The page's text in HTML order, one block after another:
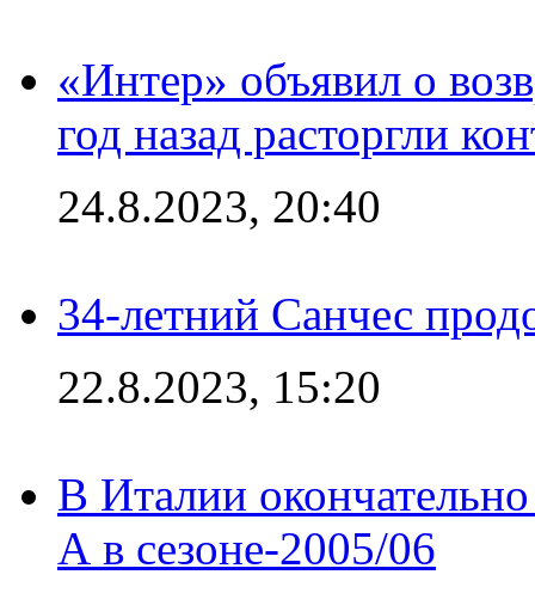
«Интер» объявил о
год назад расторгли
24.8.2023, 20:40
34-летний Санчес
22.8.2023, 15:20
В Италии
А в сезоне-2005/06